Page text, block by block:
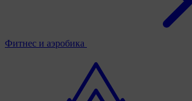
Фитнес и аэробика